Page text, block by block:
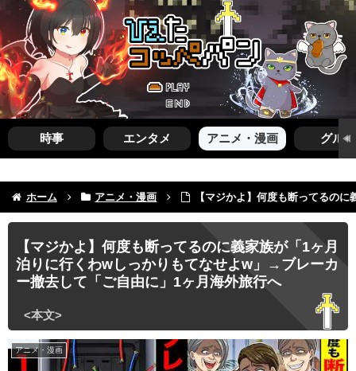
時事 エンタメ アニメ・漫画 グルメ
ホーム アニメ・漫画 【マジかよ】何度も断ってるの
【マジかよ】何度も断ってるのに義家族が「1ヶ月
泊りに行くわwしっかりもてなせよw」→ブレーカ
ー撤去して「ご自由に」1ヶ月海外旅行へ
アニメ・漫画